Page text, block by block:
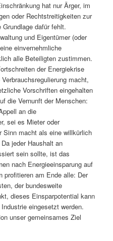
hat nur Ärger, im
oder Rechtstreitigkeiten zur
dafür fehlt.
und Eigentümer (oder
einvernehmliche
alle Beteiligten zustimmen.
der Energiekrise
macht,
Vorschriften eingehalten
die Vernunft der Menschen:
an die
sei es Mieter oder
Sinn macht als eine willkürlich
jeder Haushalt an
sein sollte, ist das
nach Energieeinsparung auf
profitieren am Ende alle: Der
der bundesweite
dieses Einsparpotential kann
eingesetzt werden.
unser gemeinsames Ziel